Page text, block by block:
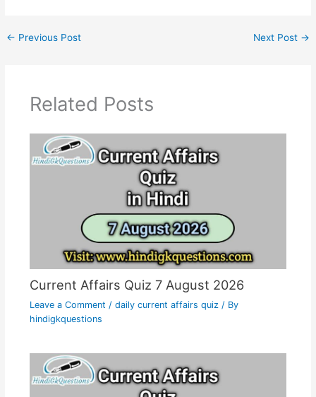
← Previous Post Next Post →
Related Posts
Current Affairs Quiz 7 August 2026
Leave a Comment / daily current affairs quiz / By
hindigkquestions